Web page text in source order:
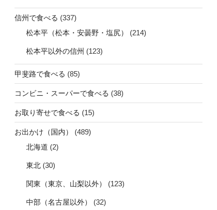
信州で食べる (337)
松本平（松本・安曇野・塩尻）
(214)
松本平以外の信州 (123)
甲斐路で食べる (85)
コンビニ・スーパーで食べる (38)
お取り寄せで食べる (15)
お出かけ（国内）
(489)
北海道 (2)
東北 (30)
関東（東京、山梨以外） (123)
中部（名古屋以外） (32)